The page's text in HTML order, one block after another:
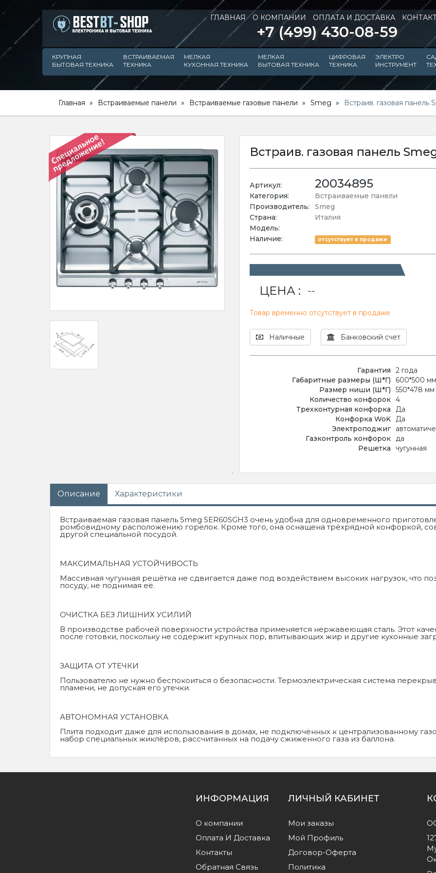
ГЛАВНАЯ О КОМПАНИИ ОПЛАТА И ДОСТАВКА
+7 (499) 430-08-59
КРУПНАЯ
БЫТОВАЯ ТЕХНИКА
ВСТРАИВАЕМАЯ
ТЕХНИКА
МЕЛКАЯ
КУХОННАЯ ТЕХНИКА
МЕЛКАЯ
БЫТОВАЯ ТЕХНИКА
ЦИФРОВАЯ
ТЕХНИКА
ЭЛЕКТРО
ИНСТРУМЕНТ
Главная Встраиваемые панели Встраиваемые газовые панели Smeg Встраив. газовая панель
Встраив. газовая панель
Артикул: 20034895
Категория:
Встраиваемые панели
Производитель:
Smeg
Страна:
Италия
Модель:
Наличие:
отсутствует в продаже
ЦЕНА : --
Товар временно отсутствует в продаже
Наличные Банковский счет
Гарантия
2 года
Габаритные размеры (Ш*Г)
600*500 мм
Размер ниши (Ш*Г)
550*478 мм
Количество конфорок 4
Трехконтурная конфорка
Да
Конфорка WoK
Да
Электроподжиг
Газконтроль конфорок
да
Решетка
чугунная
Описание Характеристики
Встраиваемая газовая панель Smeg SER60SGH3 очень удобна для одновременного
ромбовидному расположению горелок. Кроме того, она оснащена трёхрядной конфоркой,
другой специальной посудой.
МАКСИМАЛЬНАЯ УСТОЙЧИВОСТЬ
Массивная чугунная решётка не сдвигается даже под воздействием высоких нагрузок, что
посуду, не поднимая её.
ОЧИСТКА БЕЗ ЛИШНИХ УСИЛИЙ
В производстве рабочей поверхности устройства применяется нержавеющая сталь. Этот
после готовки, поскольку не содержит крупных пор, впитывающих жир и другие кухонные
ЗАЩИТА ОТ УТЕЧКИ
Пользователю не нужно беспокоиться о безопасности. Термоэлектрическая система
пламени, не допуская его утечки.
АВТОНОМНАЯ УСТАНОВКА
Плита подходит даже для использования в домах, не подключённых к централизованному
набор специальных жиклёров, рассчитанных на подачу сжиженного газа из баллона.
ИНФОРМАЦИЯ
О компании
Оплата И Доставка
Контакты
Обратная Связь
ЛИЧНЫЙ КАБИНЕТ
Мои заказы
Мой Профиль
Договор-Оферта
Политика